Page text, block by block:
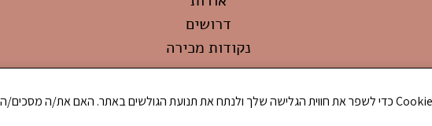
דרושים
נקודות מכירה